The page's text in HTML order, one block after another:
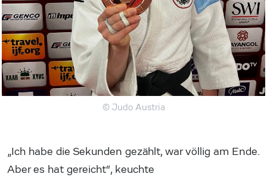
© Judo Austria
„Ich habe die Sekunden gezählt, war völlig am Ende.
Aber es hat gereicht“, keuchte